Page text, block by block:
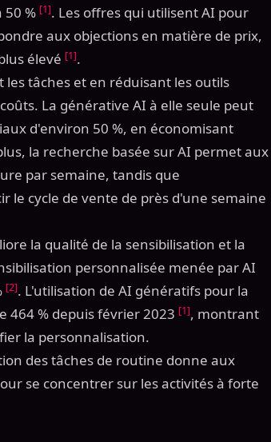
% [1]. Les offres qui utilisent AI pour
aux objections en matière de prix,
élevé [1].
les tâches et en réduisant les outils
La générative AI à elle seule peut
d'environ 50 %, en économisant
la recherche basée sur AI permet aux
par semaine, tandis que
le cycle de vente de près d'une semaine
la qualité de la sensibilisation et la
personnalisée menée par AI
[2]. L'utilisation de AI génératifs pour la
464 % depuis février 2023 [1], montrant
la personnalisation.
des tâches de routine donne aux
se concentrer sur les activités à forte